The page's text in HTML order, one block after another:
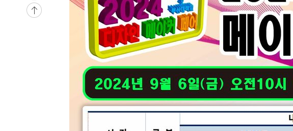
-23537초 전 >
[속보]與최고위원 제주·인천 순회경선…박선원·최민희·서미화·
한민수·김용 순
[속보]김민석, 與 전대 당원투표 누적 득표율 45.42%로 1위… 정
[속보]與 대표 경선 제주·인천 당원투표…金 47.75%·鄭
이강인 "아틀레티코 이적 기뻐…등번호 7번 의미보단 팀 위해 뛸
[속보]與 당대표 경선, 제주·인천 권리당원 투표 김민석 승리
낮 최고 35도 '무더위'…동해안 시간당 30㎜ '강한 비'[내일날씨]
[속보]이강인 "감독님이 원하는 마음 느꼈고, 많은 트로피 원해 아
수도권 40도 육박 '펄펄'…동해안 일부 지역엔 호의주의보
온열질환 사망자 3명 늘어…누적 환자 3000명 돌파